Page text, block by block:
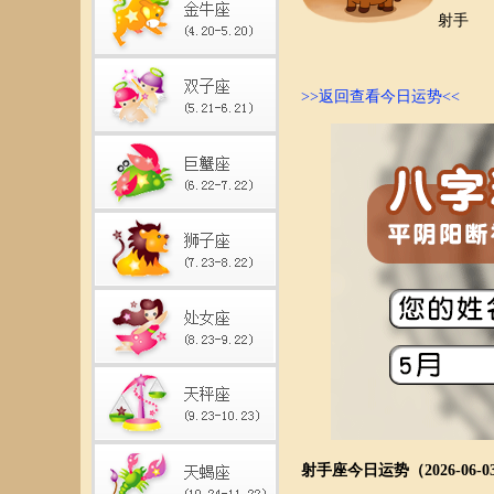
射手
>>返回查看今日运势<<
射手座今日运势（2026-06-